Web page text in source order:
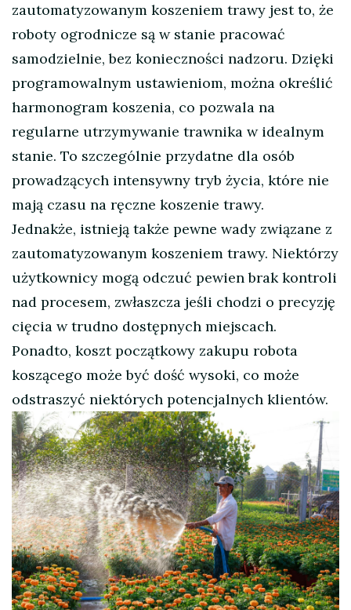
zautomatyzowanym koszeniem trawy jest to, że
roboty ogrodnicze są w stanie pracować
samodzielnie, bez konieczności nadzoru. Dzięki
programowalnym ustawieniom, można określić
harmonogram koszenia, co pozwala na
regularne utrzymywanie trawnika w idealnym
stanie. To szczególnie przydatne dla osób
prowadzących intensywny tryb życia, które nie
mają czasu na ręczne koszenie trawy.
Jednakże, istnieją także pewne wady związane z
zautomatyzowanym koszeniem trawy. Niektórzy
użytkownicy mogą odczuć pewien brak kontroli
nad procesem, zwłaszcza jeśli chodzi o precyzję
cięcia w trudno dostępnych miejscach.
Ponadto, koszt początkowy zakupu robota
koszącego może być dość wysoki, co może
odstraszyć niektórych potencjalnych klientów.